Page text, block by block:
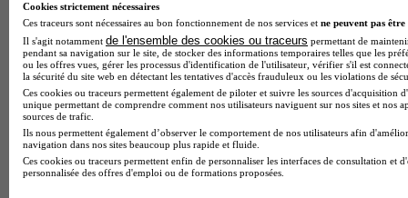
Cookies strictement nécessaires
Ces traceurs sont nécessaires au bon fonctionnement de nos services et ne peuvent pas être
Il s'agit notamment de l'ensemble des cookies ou traceurs permettant de
pendant sa navigation sur le site, de stocker des informations temporaires telles que les
ou les offres vues, gérer les processus d'identification de l'utilisateur, vérifier s'il est
la sécurité du site web en détectant les tentatives d'accès frauduleux ou les violations de
Ces cookies ou traceurs permettent également de piloter et suivre les sources d'acquisition
unique permettant de comprendre comment nos utilisateurs naviguent sur nos sites et nos
sources de trafic.
Ils nous permettent également d’observer le comportement de nos utilisateurs afin
navigation dans nos sites beaucoup plus rapide et fluide.
Ces cookies ou traceurs permettent enfin de personnaliser les interfaces de consultation et
personnalisée des offres d'emploi ou de formations proposées.